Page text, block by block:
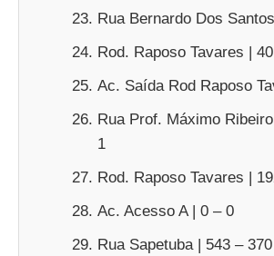
Rua Bernardo Dos
Rod. Raposo Tavares |
Ac. Saída Rod Raposo
Rua Prof. Máximo
1
Rod. Raposo Tavares |
Ac. Acesso A | 0 – 0
Rua Sapetuba | 543 – 370